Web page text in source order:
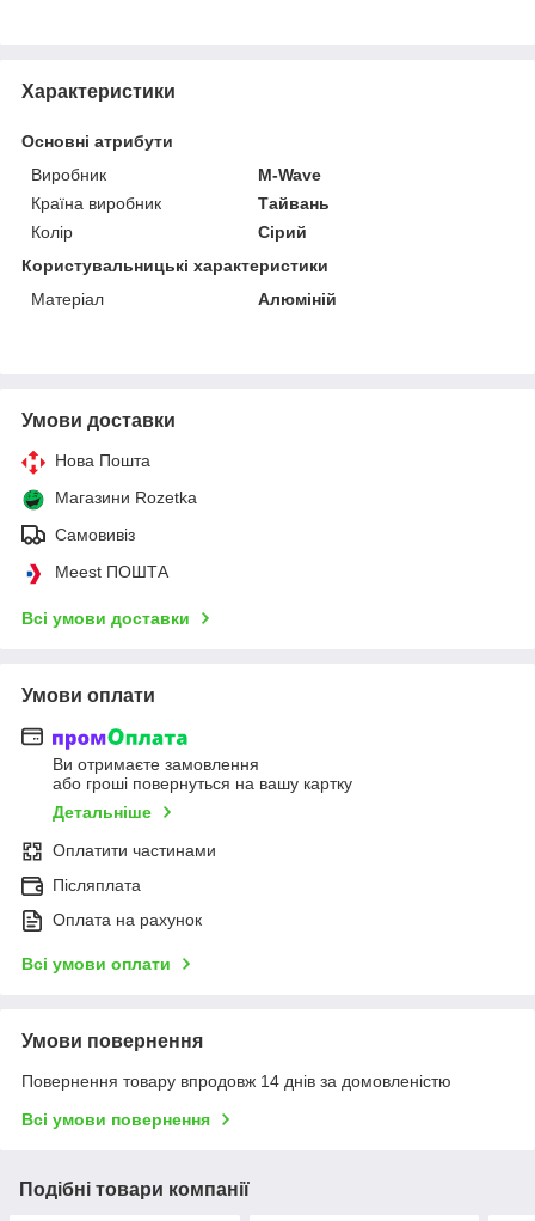
Характеристики
Основні атрибути
Виробник
M-Wave
Країна виробник
Тайвань
Колір
Сірий
Користувальницькі характеристики
Матеріал
Алюміній
Умови доставки
Нова Пошта
Магазини Rozetka
Самовивіз
Meest ПОШТА
Всі умови доставки
Умови оплати
Ви отримаєте замовлення
або гроші повернуться на вашу картку
Детальніше
Оплатити частинами
Післяплата
Оплата на рахунок
Всі умови оплати
Умови повернення
Повернення товару впродовж 14 днів за домовленістю
Всі умови повернення
Подібні товари компанії